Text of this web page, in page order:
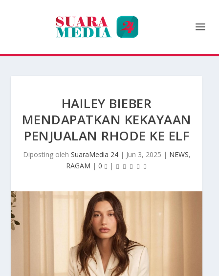
HAILEY BIEBER
MENDAPATKAN KEKAYAAN
PENJUALAN RHODE KE ELF
Diposting oleh SuaraMedia 24| Jun 3, 2025 | NEWS,
RAGAM | 0 |